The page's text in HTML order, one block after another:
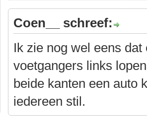
Coen__ schreef:
Ik zie nog wel eens
voetgangers links
beide kanten een auto
iedereen stil.